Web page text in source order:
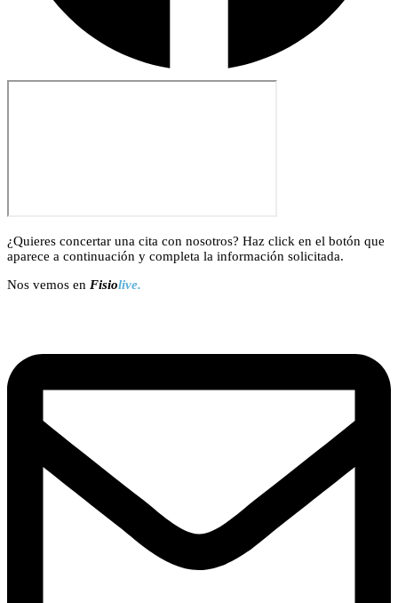
¿Quieres concertar una cita con nosotros? Haz click en el botón que
aparece a continuación y completa la información solicitada.
Nos vemos en Fisiolive.